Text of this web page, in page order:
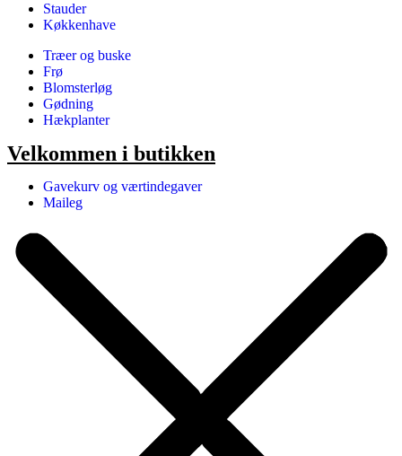
Stauder
Køkkenhave
Træer og buske
Frø
Blomsterløg
Gødning
Hækplanter
Velkommen i butikken
Gavekurv og værtindegaver
Maileg